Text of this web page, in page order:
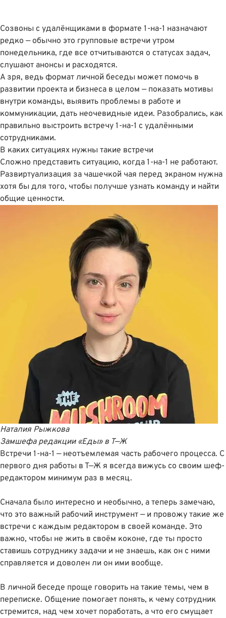
Созвоны с удалёнщиками в формате 1-на-1 назначают
редко — обычно это групповые встречи утром
понедельника, где все отчитываются о статусах задач,
слушают анонсы и расходятся.
А зря, ведь формат личной беседы может помочь в
развитии проекта и бизнеса в целом — показать мотивы
внутри команды, выявить проблемы в работе и
коммуникации, дать неочевидные идеи. Разобрались, как
правильно выстроить встречу 1-на-1 с удалёнными
сотрудниками.
В каких ситуациях нужны такие встречи
Сложно представить ситуацию, когда 1-на-1 не работают.
Развиртуализация за чашечкой чая перед экраном нужна
хотя бы для того, чтобы получше узнать команду и найти
общие ценности.
Наталия Рыжкова
Замшефа редакции «Еды»в Т—Ж
Встречи 1-на-1 — неотъемлемая часть рабочего процесса. С
первого дня работы в Т—Ж я всегда вижусь со своим шеф-
редактором минимум раз в месяц.
Сначала было интересно и необычно, а теперь замечаю,
что это важный рабочий инструмент — и провожу такие же
встречи с каждым редактором в своей команде. Это
важно, чтобы не жить в своём коконе, где ты просто
ставишь сотруднику задачи и не знаешь, как он с ними
справляется и доволен ли он ими вообще.
В личной беседе проще говорить на такие темы, чем в
переписке. Общение помогает понять, к чему сотрудник
стремится, над чем хочет поработать, а что его смущает